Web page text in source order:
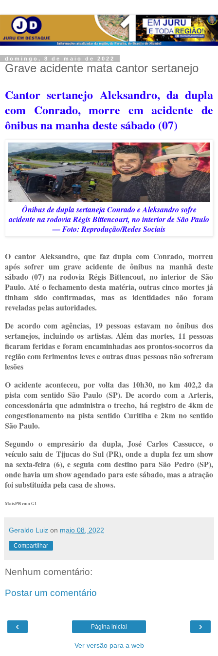
domingo, 8 de maio de 2022
Grave acidente mata cantor sertanejo
Cantor sertanejo Aleksandro, da dupla
com Conrado, morre em acidente de
ônibus na manha deste sábado (07)
Ônibus de dupla sertaneja Conrado e Aleksandro sofre
acidente na rodovia Régis Bittencourt, no interior de São Paulo
— Foto: Reprodução/Redes Sociais
O cantor Aleksandro, que faz dupla com Conrado, morreu
após sofrer um grave acidente de ônibus na manhã deste
sábado (07) na rodovia Régis Bittencout, no interior de São
Paulo. Até o fechamento desta matéria, outras cinco mortes já
tinham sido confirmadas, mas as identidades não foram
reveladas pelas autoridades.
De acordo com agências, 19 pessoas estavam no ônibus dos
sertanejos, incluindo os artistas. Além das mortes, 11 pessoas
ficaram feridas e foram encaminhadas aos prontos-socorros da
região com ferimentos leves e outras duas pessoas não sofreram
lesões
O acidente aconteceu, por volta das 10h30, no km 402,2 da
pista com sentido São Paulo (SP). De acordo com a Arteris,
concessionária que administra o trecho, há registro de 4km de
congestionamento na pista sentido Curitiba e 2km no sentido
São Paulo.
Segundo o empresário da dupla, José Carlos Cassucce, o
veículo saiu de Tijucas do Sul (PR), onde a dupla fez um show
na sexta-feira (6), e seguia com destino para São Pedro (SP),
onde havia um show agendado para este sábado, mas a atração
foi substituída pela casa de shows.
MaisPB com G1
Geraldo Luiz on maio 08, 2022
Compartilhar
Nenhum comentário:
Postar um comentário
‹ ›
Página inicial
Ver versão para a web